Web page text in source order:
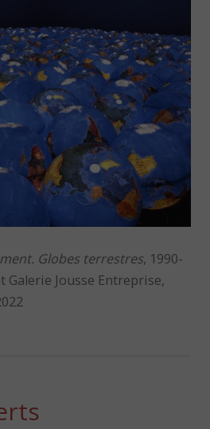
Globes terrestres, 1990-
Galerie Jousse Entreprise,